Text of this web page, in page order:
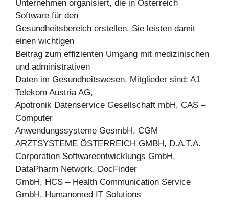
Unternehmen organisiert, die in Österreich
Software für den
Gesundheitsbereich erstellen. Sie leisten damit
einen wichtigen
Beitrag zum effizienten Umgang mit medizinischen
und administrativen
Daten im Gesundheitswesen. Mitglieder sind: A1
Telekom Austria AG,
Apotronik Datenservice Gesellschaft mbH, CAS –
Computer
Anwendungssysteme GesmbH, CGM
ARZTSYSTEME ÖSTERREICH GMBH, D.A.T.A.
Corporation Softwareentwicklungs GmbH,
DataPharm Network, DocFinder
GmbH, HCS – Health Communication Service
GmbH, Humanomed IT Solutions